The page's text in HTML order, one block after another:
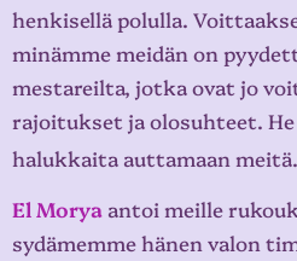
henkisellä polulla.
minämme meidän on
mestareilta, jotka ovat jo
rajoitukset ja olosuhteet.
halukkaita auttamaan meitä.
El Morya antoi meille
sydämemme hänen valon